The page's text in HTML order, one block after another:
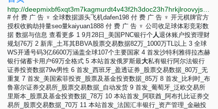
# 付 费 广 告 ♆ 全球数据源头飞机dafen198 付 费 广 告 ♆ 开元棋牌官方
授权收购劫持量seo量kaiyuan1888 付 费 广 告 ♆ 公司收足球体彩竞彩数
据 数据与信息 查看更多 1 9月28日_美国PNC银行个人退休账户投资理财
规划76万 2 新库_土耳其BBVA股票交易数据82万_1000万TL以上 3 全球
WS开通号码3亿6600万涵盖全球107个主要国家 4 首发沙特利雅得拉杰赫
银行储蓄卡用户69万全格式 5 本站首发俄罗斯最大私有银行阿尔法银行
证券投资数据79w男性 6 首发_西班牙_盈透证券_股票交易数据_80万_无
重复 7 首发_美国索菲投资_股票及基金投资数据_85万 8 首发_比利时_布
鲁塞尔证券交易所_股票交易数据_自动发货 9 首发_葡萄牙_泛欧交易所
里斯本_股票及基金投资数据_78万 10 本站首发_阿联酋_阿布扎比证券交
易所_股票交易数据_70万 11 本站首发_法国汇丰银行_资产管理_金融投